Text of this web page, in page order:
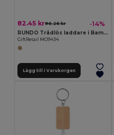
82.45 kr96.26 kr -14%
RUNDO Trådlös laddare i Bambu
GiftRetail MO9434
Lägg till i Varukorgen